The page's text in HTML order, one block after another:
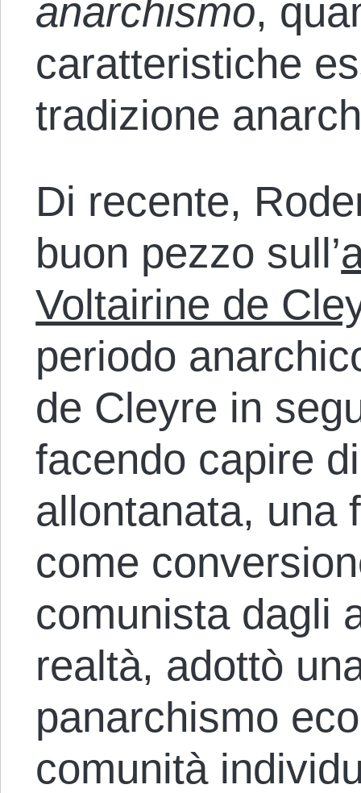
anarchismo,
caratteristiche
tradizione
Di recente,
buon pezzo sull’
Voltairine de
periodo
de Cleyre in
facendo capire
allontanata, una
come
comunista dagli
realtà, adottò
panarchismo
comunità